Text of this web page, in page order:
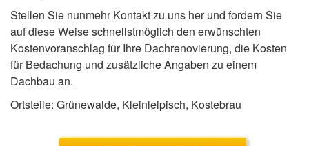
Stellen Sie nunmehr Kontakt zu uns her und fordern Sie
auf diese Weise schnellstmöglich den erwünschten
Kostenvoranschlag für Ihre Dachrenovierung, die Kosten
für Bedachung und zusätzliche Angaben zu einem
Dachbau an.
Ortsteile: Grünewalde, Kleinleipisch, Kostebrau